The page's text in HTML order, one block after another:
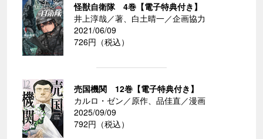
怪獣自衛隊 4巻【電子特典付き】
井上淳哉／著、白土晴一／企画協力
2021/06/09
726円（税込）
売国機関 12巻【電子特典付き】
カルロ・ゼン／原作、品佳直／漫画
2025/09/09
792円（税込）